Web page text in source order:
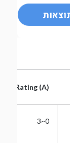
Rating (A)
Rating (A)
0~3